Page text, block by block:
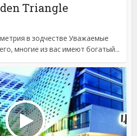
Triangle
в зодчестве Уважаемые
многие из вас имеют богатый...